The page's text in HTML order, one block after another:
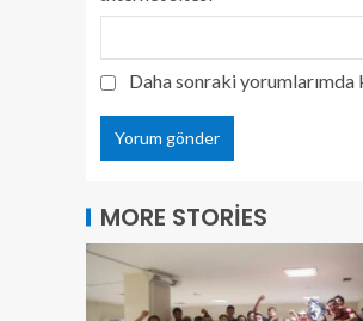
Daha sonraki yorumlarımda
MORE STORIES